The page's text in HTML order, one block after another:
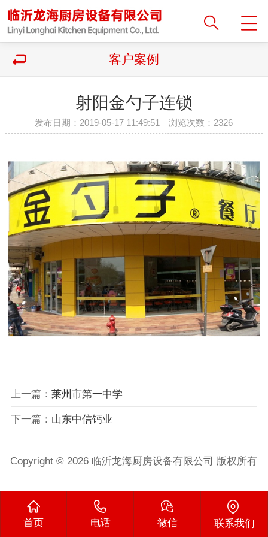
客户案例
射阳金勺子连锁
发布日期：2019-05-17 11:49:51 浏览次数： 2326
上一篇： 莱州市第一中学
下一篇： 山东中信钙业
Copyright © 2026 临沂龙海厨房设备有限公司 版权所有
首页 电话 微信 联系我们